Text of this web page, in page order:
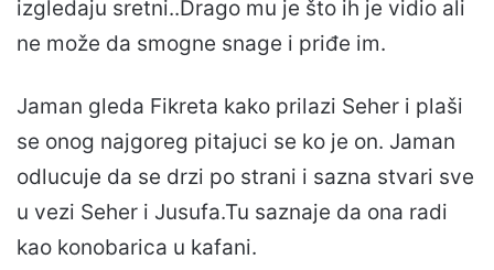
izgledaju sretni..Drago mu je što ih je vidio ali
ne može da smogne snage i priđe im.
Jaman gleda Fikreta kako prilazi Seher i plaši
se onog najgoreg pitajuci se ko je on. Jaman
odlucuje da se drzi po strani i sazna stvari sve
u vezi Seher i Jusufa.Tu saznaje da ona radi
kao konobarica u kafani.